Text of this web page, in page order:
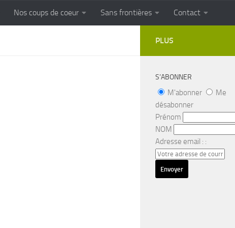
Cuisine populaire des terroirs
Nos coups de coeur Sans frontières Contact
PLUS
S’ABONNER
M'abonner
Me
désabonner
Prénom
NOM
Adresse email : :